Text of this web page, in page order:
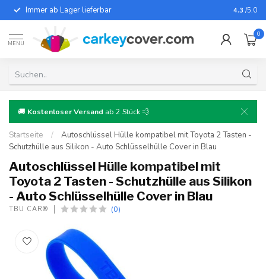
Immer ab Lager lieferbar Für fast
4.3 /5.0
MENU
0
🚚 Kostenloser Versand ab 2 Stück 💨
Startseite /
Autoschlüssel Hülle kompatibel mit Toyota 2 Tasten -
Schutzhülle aus Silikon - Auto Schlüsselhülle Cover in Blau
Autoschlüssel Hülle kompatibel mit
Toyota 2 Tasten - Schutzhülle aus Silikon
- Auto Schlüsselhülle Cover in Blau
TBU CAR® (0)